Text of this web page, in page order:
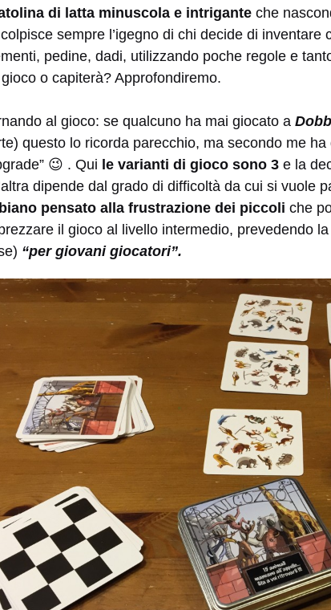
di latta minuscola e intrigante che
sempre l’igegno di chi decide di
pedine, dadi, utilizzando poche regole e
o capiterà? Approfondiremo.
al gioco: se qualcuno ha mai giocato a
questo lo ricorda parecchio, ma secondo me
😉 . Qui le varianti di gioco sono 3 e la
dipende dal grado di difficoltà da cui si vuole
pensato alla frustrazione dei piccoli che
il gioco al livello intermedio, prevedendo
“per giovani giocatori”.